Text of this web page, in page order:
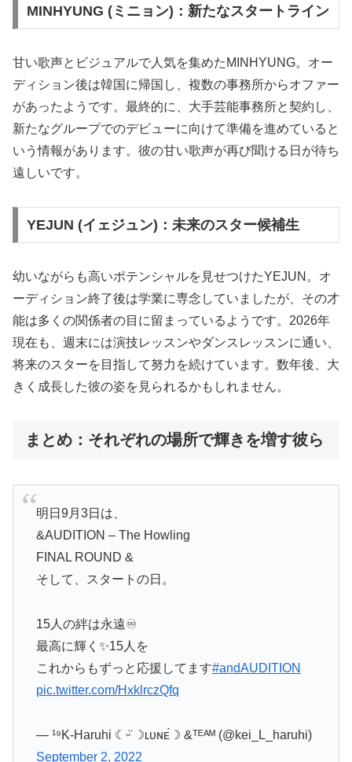
MINHYUNG (ミニョン)：新たなスタートライン
甘い歌声とビジュアルで人気を集めたMINHYUNG。オー
ディション後は韓国に帰国し、複数の事務所からオファー
があったようです。最終的に、大手芸能事務所と契約し、
新たなグループでのデビューに向けて準備を進めていると
いう情報があります。彼の甘い歌声が再び聞ける日が待ち
遠しいです。
YEJUN (イェジュン)：未来のスター候補生
幼いながらも高いポテンシャルを見せつけたYEJUN。オ
ーディション終了後は学業に専念していましたが、その才
能は多くの関係者の目に留まっているようです。2026年
現在も、週末には演技レッスンやダンスレッスンに通い、
将来のスターを目指して努力を続けています。数年後、大
きく成長した彼の姿を見られるかもしれません。
まとめ：それぞれの場所で輝きを増す彼ら
明日9月3日は、
&AUDITION – The Howling
FINAL ROUND &
そして、スタートの日。
15人の絆は永遠♾
最高に輝く✨15人を
これからもずっと応援してます#andAUDITION
pic.twitter.com/HxklrczQfq
— ¹⁹K-Haruhi ☾ᵕ̈ ☽ʟᴜɴᴇ́☽ &ᵀᴱᴬᴹ (@kei_L_haruhi)
September 2, 2022